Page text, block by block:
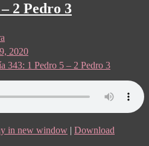
2 Pedro 3
2020
343: 1 Pedro 5 – 2 Pedro 3
in new window | Download